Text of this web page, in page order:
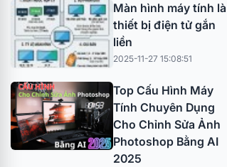
Màn hình máy tính là
thiết bị điện tử gắn
liền
2025-11-27 15:08:51
Top Cấu Hình Máy
Tính Chuyên Dụng
Cho Chỉnh Sửa Ảnh
Photoshop Bằng AI
2025